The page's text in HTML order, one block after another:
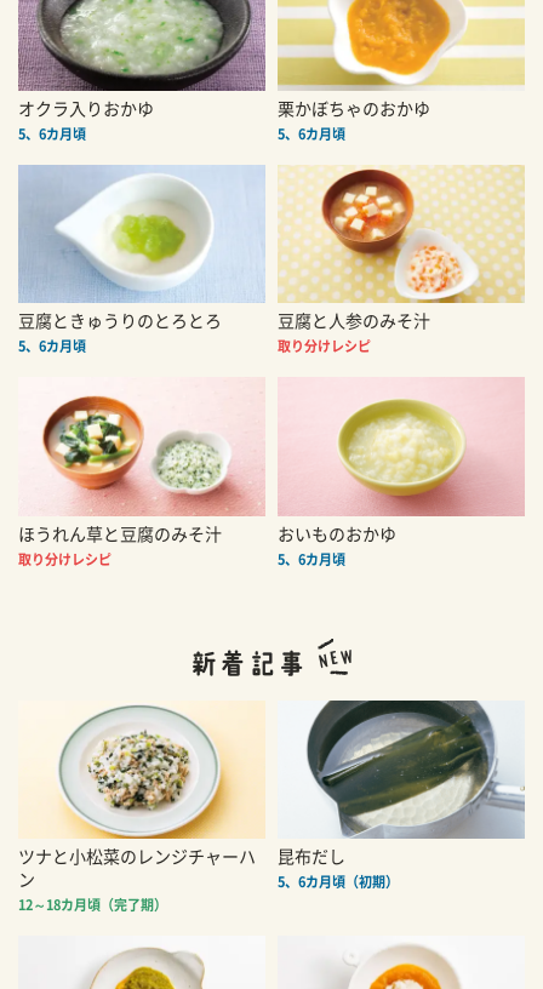
オクラ入りおかゆ
5、6カ月頃
栗かぼちゃのおかゆ
5、6カ月頃
豆腐ときゅうりのとろとろ
5、6カ月頃
豆腐と人参のみそ汁
取り分けレシピ
ほうれん草と豆腐のみそ汁
取り分けレシピ
おいものおかゆ
5、6カ月頃
ツナと小松菜のレンジチャーハ
ン
12～18カ月頃（完了期）
昆布だし
5、6カ月頃（初期）